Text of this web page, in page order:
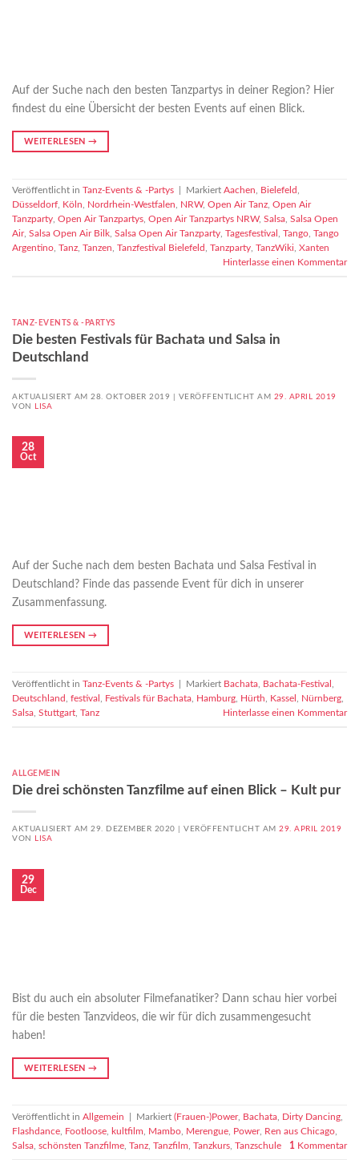
Auf der Suche nach den besten Tanzpartys in deiner Region? Hier
findest du eine Übersicht der besten Events auf einen Blick.
WEITERLESEN →
Veröffentlicht in Tanz-Events & -Partys Markiert Aachen, Bielefeld ,
Düsseldorf, Köln, Nordrhein-Westfalen, NRW, Open Air Tanz, Open Air
Tanzparty, Open Air Tanzpartys, Open Air Tanzpartys NRW, Salsa, Salsa Open
Air, Salsa Open Air Bilk, Salsa Open Air Tanzparty, Tagesfestival , Tango,
Tango
Argentino, Tanz, Tanzen, Tanzfestival Bielefeld , Tanzparty, TanzWiki, Xanten
Hinterlasse einen Kommentar
TANZ-EVENTS & -PARTYS
Die besten Festivals für Bachata und Salsa in
Deutschland
AKTUALISIERT AM 28. OKTOBER 2019 | VERÖFFENTLICHT AM 29. APRIL 2019
VON
LISA
28
Oct
Auf der Suche nach dem besten Bachata und Salsa Festival in
Deutschland? Finde das passende Event für dich in unserer
Zusammenfassung.
WEITERLESEN →
Veröffentlicht in Tanz-Events & -Partys Markiert Bachata Bachata-Festival
Deutschland
festival Festivals für Bachata Hamburg Hürth Kassel Nürnberg
Salsa Stuttgart Tanz Hinterlasse einen Kommentar
ALLGEMEIN
Die drei schönsten Tanzfilme auf einen Blick – Kult pur
AKTUALISIERT AM 29. DEZEMBER 2020 |VERÖFFENTLICHT AM29. APRIL 2019
VON
LISA
29
Dec
Bist du auch ein absoluter Filmefanatiker? Dann schau hier vorbei
für die besten Tanzvideos, die wir für dich zusammengesucht
haben!
WEITERLESEN →
Veröffentlicht in Allgemein Markiert (Frauen-)Power, Bachata Dirty Dancing
Flashdance
Footloose kultfilm Mambo Merengue Power, Ren aus Chicago
Salsa schönsten Tanzfilme Tanz Tanzfilm Tanzkurs Tanzschule 1 Kommentar